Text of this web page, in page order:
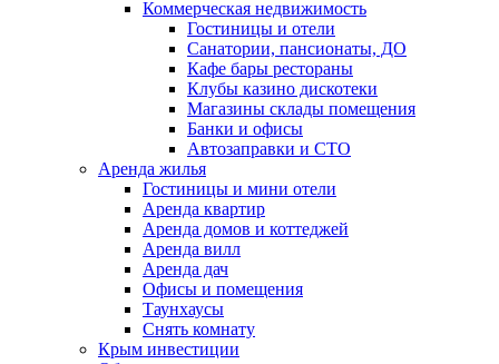
Коммерческая недвижимость
Гостиницы и отели
Санатории, пансионаты, ДО
Кафе бары рестораны
Клубы казино дискотеки
Магазины склады помещения
Банки и офисы
Автозаправки и СТО
Аренда жилья
Гостиницы и мини отели
Аренда квартир
Аренда домов и коттеджей
Аренда вилл
Аренда дач
Офисы и помещения
Таунхаусы
Снять комнату
Крым инвестиции